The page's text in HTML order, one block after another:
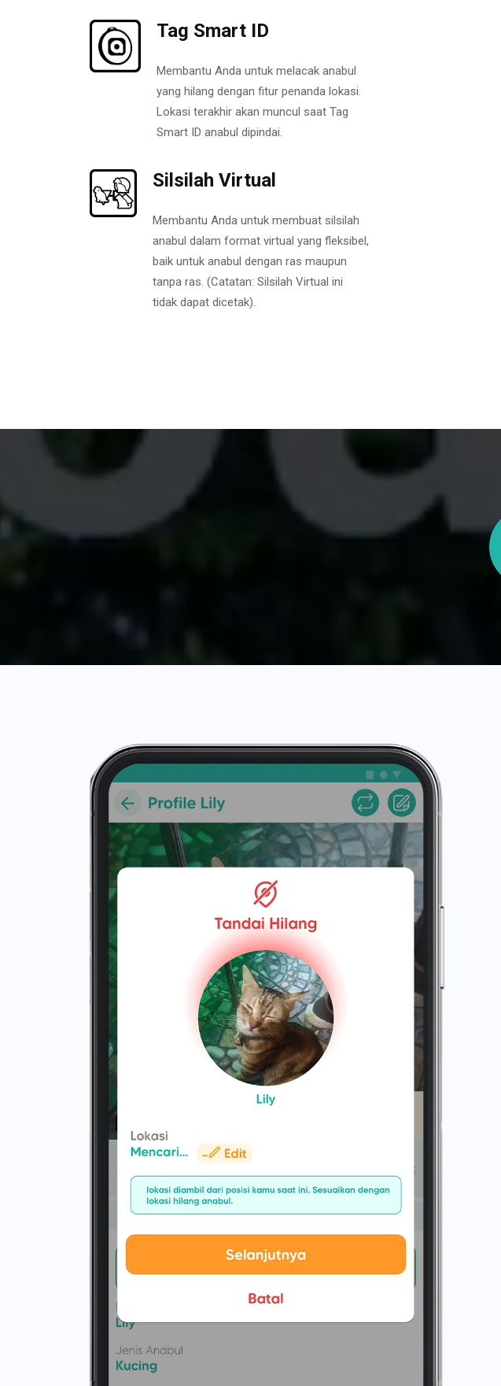
Tag Smart ID
Membantu Anda untuk melacak anabul
yang hilang dengan fitur penanda lokasi.
Lokasi terakhir akan muncul saat Tag
Smart ID anabul dipindai.
Silsilah Virtual
Membantu Anda untuk membuat silsilah
anabul dalam format virtual yang fleksibel,
baik untuk anabul dengan ras maupun
tanpa ras. (Catatan: Silsilah Virtual ini
tidak dapat dicetak).